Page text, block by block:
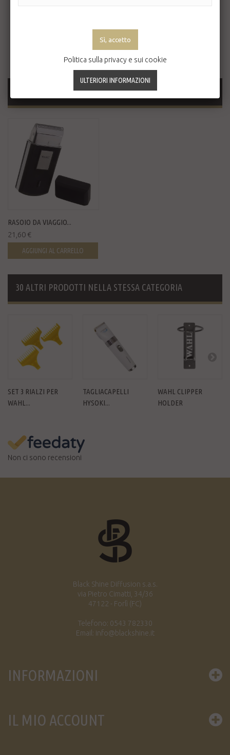
Larghezza di taglio: 32 mm
PRODOTTI CORRELATI
RASOIO DA VIAGGIO...
21,60 €
AGGIUNGI AL CARRELLO
30 ALTRI PRODOTTI NELLA STESSA CATEGORIA
SET 3 RIALZI PER
WAHL...
TAGLIACAPELLI
HYSOKI...
WAHL CLIPPER
HOLDER
Non ci sono recensioni
Black Shine Diffusion s.a.s.
via Pietro Cimatti, 34/36
47122 - Forlì (FC)
Telefono: 0543 782330
Email: info@blackshine.it
INFORMAZIONI
IL MIO ACCOUNT
Politica sulla privacy e sui cookie